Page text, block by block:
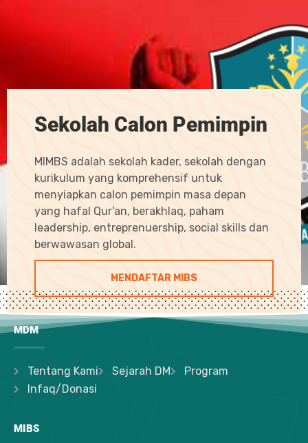
Sekolah Calon Pemimpin
MIMBS adalah sekolah kader, sekolah dengan
kurikulum yang komprehensif untuk
menyiapkan calon pemimpin masa depan
yang hafal Qur'an, berakhlaq, paham
leadership, entreprenuership, social skills dan
berwawasan global.
MENDAFTAR MIBS
MDM
Tentang Kami Sejarah DM
Program
Infaq/Donasi
MIBS